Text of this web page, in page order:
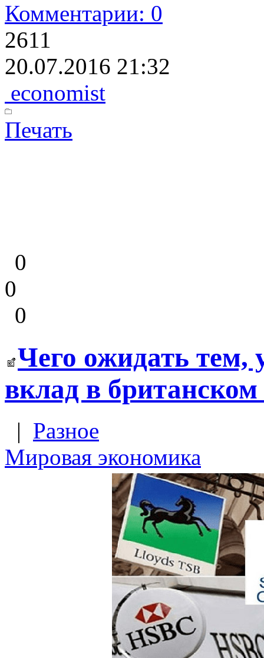
Комментарии: 0
2611
20.07.2016 21:32
economist
Печать
0
0
0
Чего ожидать тем,
вклад в британском
| Разное
Мировая экономика